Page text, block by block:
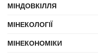
МІНДОВКІЛЛЯ
МІНЕКОЛОГІЇ
МІНЕКОНОМІКИ